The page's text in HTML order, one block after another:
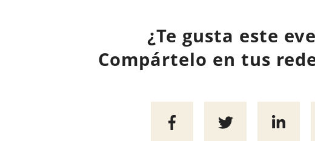
¿Te gusta este
Compártelo en tus